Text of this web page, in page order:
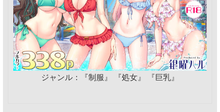
ジャンル：『制服』 『処女』 『巨乳』